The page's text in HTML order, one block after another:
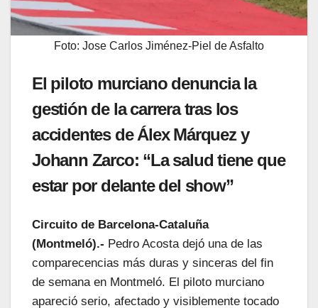
Foto: Jose Carlos Jiménez-Piel de Asfalto
El piloto murciano denuncia la
gestión de la carrera tras los
accidentes de Álex Márquez y
Johann Zarco: “La salud tiene que
estar por delante del show”
Circuito de Barcelona-Cataluña
(Montmeló).- Pedro Acosta dejó una de las
comparecencias más duras y sinceras del fin
de semana en Montmeló. El piloto murciano
apareció serio, afectado y visiblemente tocado